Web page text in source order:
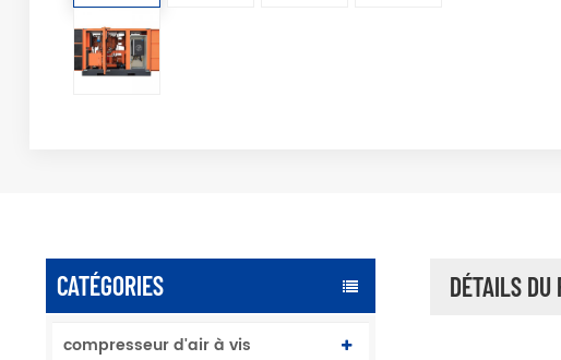
CATÉGORIES
compresseur d'air à vis
DÉTAILS DU